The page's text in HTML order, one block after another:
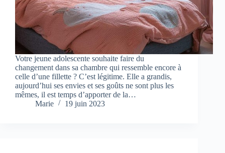
Votre jeune adolescente souhaite faire du
changement dans sa chambre qui ressemble encore à
celle d’une fillette ? C’est légitime. Elle a grandis,
aujourd’hui ses envies et ses goûts ne sont plus les
mêmes, il est temps d’apporter de la…
Marie
19 juin 2023